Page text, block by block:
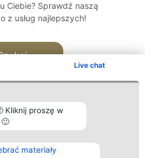
Live chat
Kliknij proszę w
materiały
Ciebie? Sprawdź naszą
z usług najlepszych!
Kontakt
Kontakt